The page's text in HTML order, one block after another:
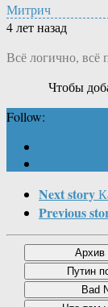
Митрич
4 лет назад
Всё логично, всё
Чтобы
Follow:
Next story
Previous